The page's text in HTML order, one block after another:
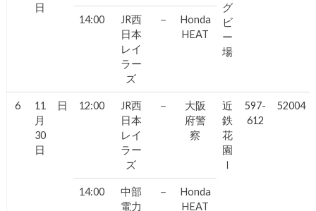
日
グ
ビ
ー
場
14:00
JR西
日本
レイ
ラー
ズ
－
Honda
HEAT
6
11
月
30
日
日 12:00
JR西
日本
レイ
ラー
ズ
－
大阪
府警
察
近
鉄
花
園
Ⅰ
597-
612
52004
14:00
中部
電力
－
Honda
HEAT